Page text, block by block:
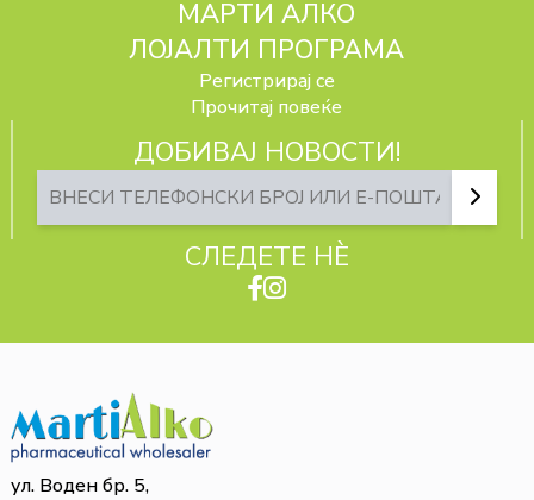
МАРТИ АЛКО
ЛОЈАЛТИ ПРОГРАМА
Регистрирај се
Прочитај повеќе
ДОБИВАЈ НОВОСТИ!
СЛЕДЕТЕ НЀ
ул. Воден бр. 5,